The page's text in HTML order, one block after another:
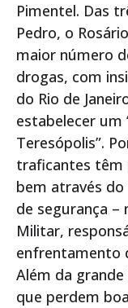
Pimentel. Das
Pedro, o
maior número
drogas, com
do Rio de
estabelecer
Teresópolis”.
traficantes têm
bem através
de segurança –
Militar,
enfrentamento
Além da grande
que perdem